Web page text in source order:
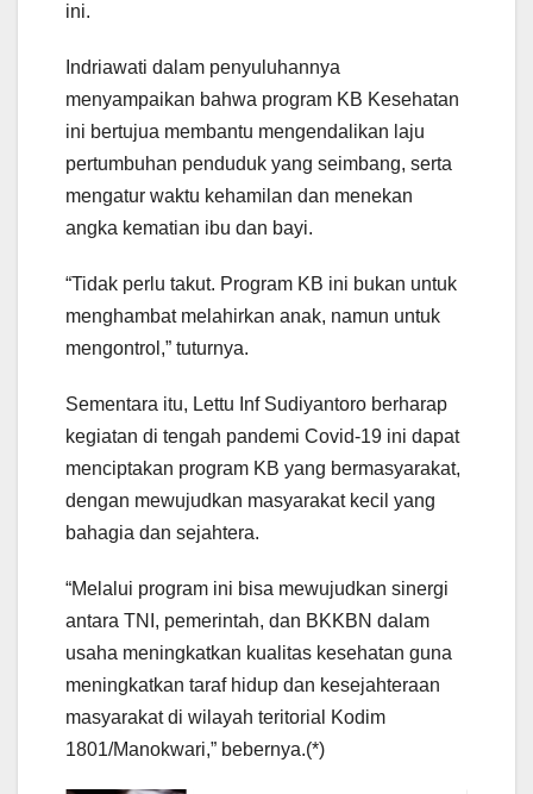
ini.
Indriawati dalam penyuluhannya
menyampaikan bahwa program KB Kesehatan
ini bertujua membantu mengendalikan laju
pertumbuhan penduduk yang seimbang, serta
mengatur waktu kehamilan dan menekan
angka kematian ibu dan bayi.
“Tidak perlu takut. Program KB ini bukan untuk
menghambat melahirkan anak, namun untuk
mengontrol,” tuturnya.
Sementara itu, Lettu Inf Sudiyantoro berharap
kegiatan di tengah pandemi Covid-19 ini dapat
menciptakan program KB yang bermasyarakat,
dengan mewujudkan masyarakat kecil yang
bahagia dan sejahtera.
“Melalui program ini bisa mewujudkan sinergi
antara TNI, pemerintah, dan BKKBN dalam
usaha meningkatkan kualitas kesehatan guna
meningkatkan taraf hidup dan kesejahteraan
masyarakat di wilayah teritorial Kodim
1801/Manokwari,” bebernya.(*)